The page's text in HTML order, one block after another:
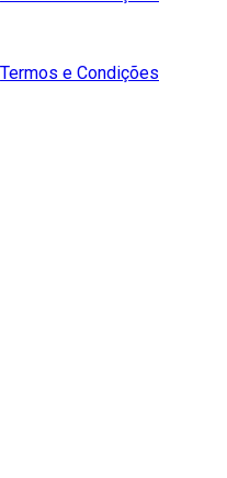
Termos e Condições